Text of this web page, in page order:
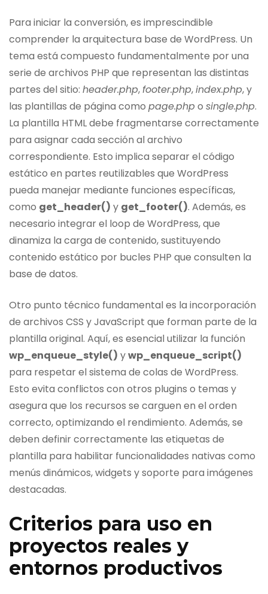
Para iniciar la conversión, es imprescindible
comprender la arquitectura base de WordPress. Un
tema está compuesto fundamentalmente por una
serie de archivos PHP que representan las distintas
partes del sitio: header.php,footer.php,index.php, y
las plantillas de página como page.phpo single.php.
La plantilla HTML debe fragmentarse correctamente
para asignar cada sección al archivo
correspondiente. Esto implica separar el código
estático en partes reutilizables que WordPress
pueda manejar mediante funciones específicas,
como get_header() y get_footer(). Además, es
necesario integrar el loop de WordPress, que
dinamiza la carga de contenido, sustituyendo
contenido estático por bucles PHP que consulten la
base de datos.
Otro punto técnico fundamental es la incorporación
de archivos CSS y JavaScript que forman parte de la
plantilla original. Aquí, es esencial utilizar la función
wp_enqueue_style() ywp_enqueue_script()
para respetar el sistema de colas de WordPress.
Esto evita conflictos con otros plugins o temas y
asegura que los recursos se carguen en el orden
correcto, optimizando el rendimiento. Además, se
deben definir correctamente las etiquetas de
plantilla para habilitar funcionalidades nativas como
menús dinámicos, widgets y soporte para imágenes
destacadas.
Criterios para uso en
proyectos reales y
entornos productivos